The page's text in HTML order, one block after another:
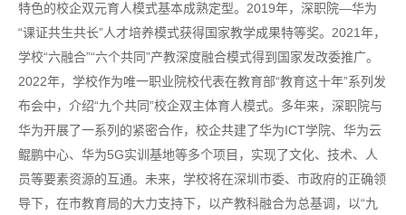
特色的校企双元育人模式基本成熟定型。2019年，深职院—华为
“课证共生共长”人才培养模式获得国家教学成果特等奖。2021年，
学校“六融合”“六个共同”产教深度融合模式得到国家发改委推广。
2022年，学校作为唯一职业院校代表在教育部“教育这十年”系列发
布会中，介绍“九个共同”校企双主体育人模式。多年来，深职院与
华为开展了一系列的紧密合作，校企共建了华为ICT学院、华为云
鲲鹏中心、华为5G实训基地等多个项目，实现了文化、技术、人
员等要素资源的互通。未来，学校将在深圳市委、市政府的正确领
导下，在市教育局的大力支持下，以产教科融合为总基调，以“九